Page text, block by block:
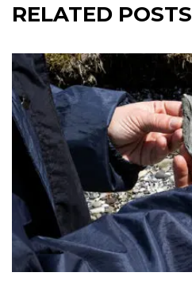
RELATED POSTS